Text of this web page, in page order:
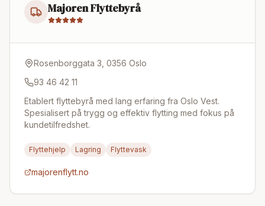
Majoren Flyttebyrå
Rosenborggata 3, 0356 Oslo
93 46 42 11
Etablert flyttebyrå med lang erfaring fra Oslo Vest.
Spesialisert på trygg og effektiv flytting med fokus på
kundetilfredshet.
Flyttehjelp Lagring Flyttevask
majorenflytt.no